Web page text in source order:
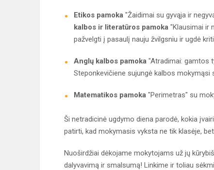
Etikos pamoka "Žaidimai su gyvąja ir
kalbos ir literatūros pamoka "Klausimai ir
pažvelgti į pasaulį nauju žvilgsniu ir ugdė
Anglų kalbos pamoka "Atradimai: gamtos
Steponkevičiene sujungė kalbos
Matematikos pamoka "Perimetras" su
Ši netradicinė ugdymo diena parodė, kokia
patirti, kad mokymasis vyksta ne tik klasėje,
Nuoširdžiai dėkojame mokytojams už jų
dalyvavimą ir smalsumą! Linkime ir toliau